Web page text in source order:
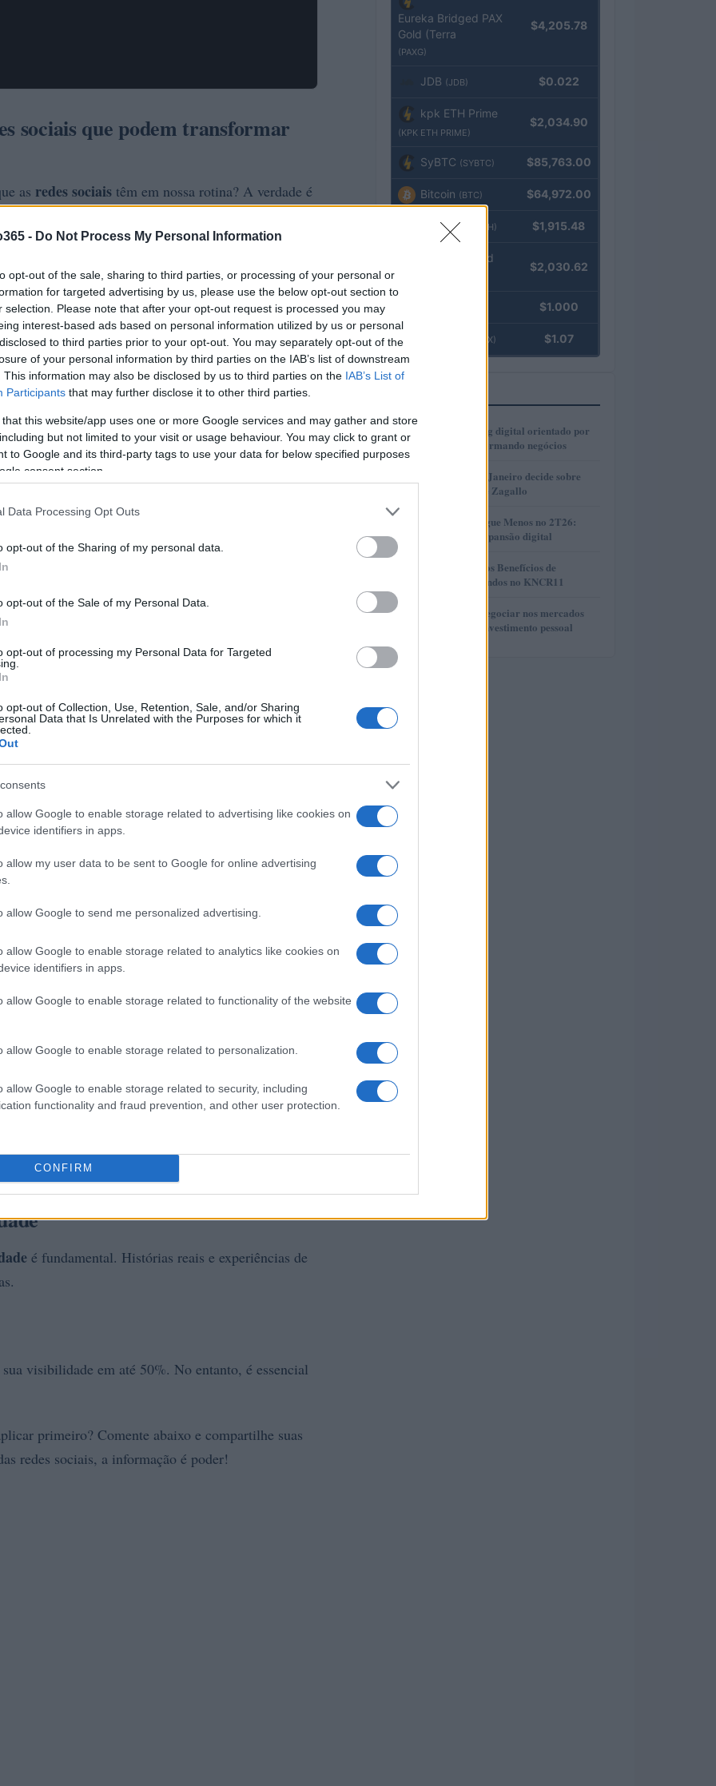
- Do Not Process My Personal Information
opt-out of the sale, sharing to third parties, or processing of your personal or
for targeted advertising by us, please use the below opt-out section to
selection. Please note that after your opt-out request is processed you may
interest-based ads based on personal information utilized by us or personal
to third parties prior to your opt-out. You may separately opt-out of the
of your personal information by third parties on the IAB’s list of downstream
This information may also be disclosed by us to third parties on the IAB’s List of
Participants that may further disclose it to other third parties.
that this website/app uses one or more Google services and may gather and store
but not limited to your visit or usage behaviour. You may click to grant or
to Google and its third-party tags to use your data for below specified purposes
consent section.
Data Processing Opt Outs
opt-out of the Sharing of my personal data.
opt-out of the Sale of my Personal Data.
opt-out of processing my Personal Data for Targeted
opt-out of Collection, Use, Retention, Sale, and/or Sharing
Data that Is Unrelated with the Purposes for which it
allow Google to enable storage related to advertising like cookies on
identifiers in apps.
allow my user data to be sent to Google for online advertising
allow Google to send me personalized advertising.
allow Google to enable storage related to analytics like cookies on
identifiers in apps.
allow Google to enable storage related to functionality of the website
allow Google to enable storage related to personalization.
allow Google to enable storage related to security, including
functionality and fraud prevention, and other user protection.
CONFIRM
sociais que podem transformar
as redes sociais têm em nossa rotina? A verdade é
segredos. Confira
online!
seu engajamento em até 200%?
alcançar o sucesso nas redes sociais.
120% mais chances
se de incluir uma imagem atrativa!
horários específicos que podem ampliar seu
em sua estratégia!
é fundamental. Histórias reais e experiências de
visibilidade em até 50%. No entanto, é essencial
primeiro? Comente abaixo e compartilhe suas
redes sociais, a informação é poder!
Eureka Bridged PAX
Gold (Terra
(PAXG)
$4,205.78
JDB (JDB) $0.022
kpk ETH Prime
(KPK ETH PRIME)
$2,034.90
SyBTC (SYBTC) $85,763.00
Bitcoin (BTC) $64,972.00
Ethereum (ETH) $1,915.48
kpk ETH Yield
$2,030.62
$1.000
(USDEX) $1.07
1
Como o marketing digital orientado por
dados está transformando negócios
2
Justiça do Rio de Janeiro decide sobre
divisão de bens de Zagallo
3
Resultados da Pague Menos no 2T26:
lucro, receita e expansão digital
Compreendendo os Benefícios de
Reinvestir Dividendos no KNCR11
5
Descubra como negociar nos mercados
financeiros sem investimento pessoal